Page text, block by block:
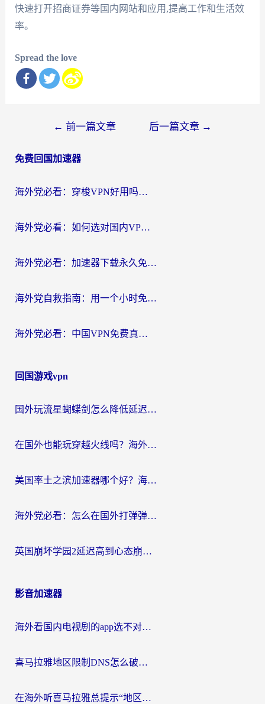
快速打开招商证券等国内网站和应用,提高工作和生活效
率。
Spread the love
导
← 前一篇文章 后一篇文章 →
免费回国加速器
海外党必看：穿梭VPN好用吗？和云帆VPN对比哪个回国效果更好？附真实测评+避坑指南
海外党必看：如何选对国内VPN，实现无缝访问国内资源？
海外党必看：加速器下载永久免费版真的存在吗？教你无缝访问国内资源的正确姿势
海外党自救指南：用一个小时免费加速器，轻松打破国内资源访问壁垒？
海外党必看：中国VPN免费真的靠谱吗？手把手教你选对回国加速器
回国游戏vpn
国外玩流星蝴蝶剑怎么降低延迟？海外党必看的加速秘籍（含欧洲鸣潮&彩虹岛优化攻略）
在国外也能玩穿越火线吗？海外玩家国服游戏畅玩终极指南
美国率土之滨加速器哪个好？海外党国服游戏畅玩终极指南（附多游戏解决方案）
海外党必看：怎么在国外打弹弹堂不卡？番茄加速器亲测指南
英国崩坏学园2延迟高到心态崩？海外党国服游戏加速终极指南
影音加速器
海外看国内电视剧的app选不对？这份回国加速器避坑指南帮你流畅追剧
喜马拉雅地区限制DNS怎么破？海外党听国内音乐听书的终极解决方案
在海外听喜马拉雅总提示“地区限制”？3步轻松解除+听国内音乐全攻略